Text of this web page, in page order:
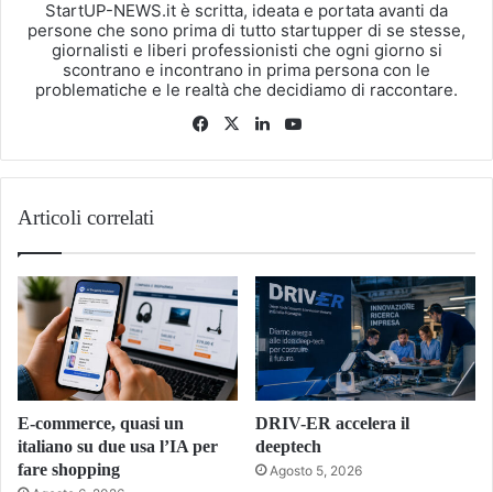
StartUP-NEWS.it è scritta, ideata e portata avanti da
persone che sono prima di tutto startupper di se stesse,
giornalisti e liberi professionisti che ogni giorno si
scontrano e incontrano in prima persona con le
problematiche e le realtà che decidiamo di raccontare.
Facebook
X LinkedIn
Articoli correlati
E-commerce, quasi un
italiano su due usa l’IA per
fare shopping
DRIV-ER accelera il
deeptech
Agosto 5, 2026